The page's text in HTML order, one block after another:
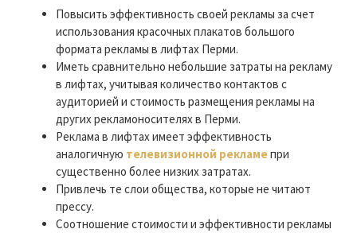
Повысить эффективность своей рекламы за счет
использования красочных плакатов большого
формата рекламы в лифтах Перми.
Иметь сравнительно небольшие затраты на рекламу
в лифтах, учитывая количество контактов с
аудиторией и стоимость размещения рекламы на
других рекламоносителях в Перми.
Реклама в лифтах имеет эффективность
аналогичную телевизионной рекламепри
существенно более низких затратах.
Привлечь те слои общества, которые не читают
прессу.
Соотношение стоимости и эффективности рекламы